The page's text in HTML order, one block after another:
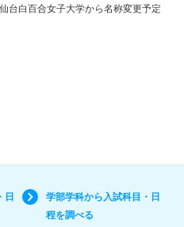
台白百合女子大学から名称変更予定
日
学部学科から入試科目・日
程を調べる